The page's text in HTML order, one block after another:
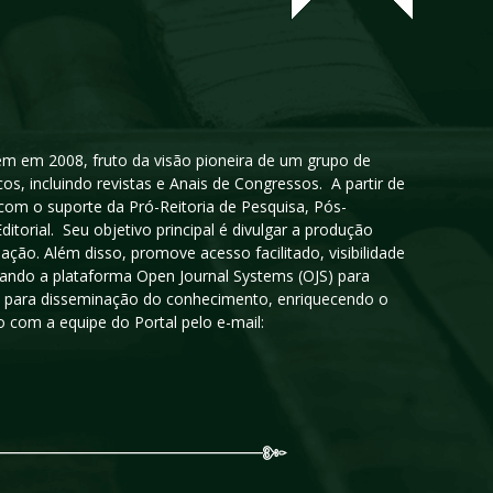
em 2008, fruto da visão pioneira de um grupo de
incluindo revistas e Anais de Congressos. A partir de
o suporte da Pró-Reitoria de Pesquisa, Pós-
Seu objetivo principal é divulgar a produção
Além disso, promove acesso facilitado, visibilidade
a plataforma Open Journal Systems (OJS) para
disseminação do conhecimento, enriquecendo o
a equipe do Portal pelo e-mail: